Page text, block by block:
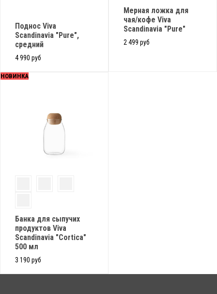
Поднос Viva
Scandinavia "Pure",
средний
4 990 руб
Мерная ложка для
чая/кофе Viva
Scandinavia "Pure"
2 499 руб
НОВИНКА
Банка для сыпучих
продуктов Viva
Scandinavia "Cortica"
500 мл
3 190 руб